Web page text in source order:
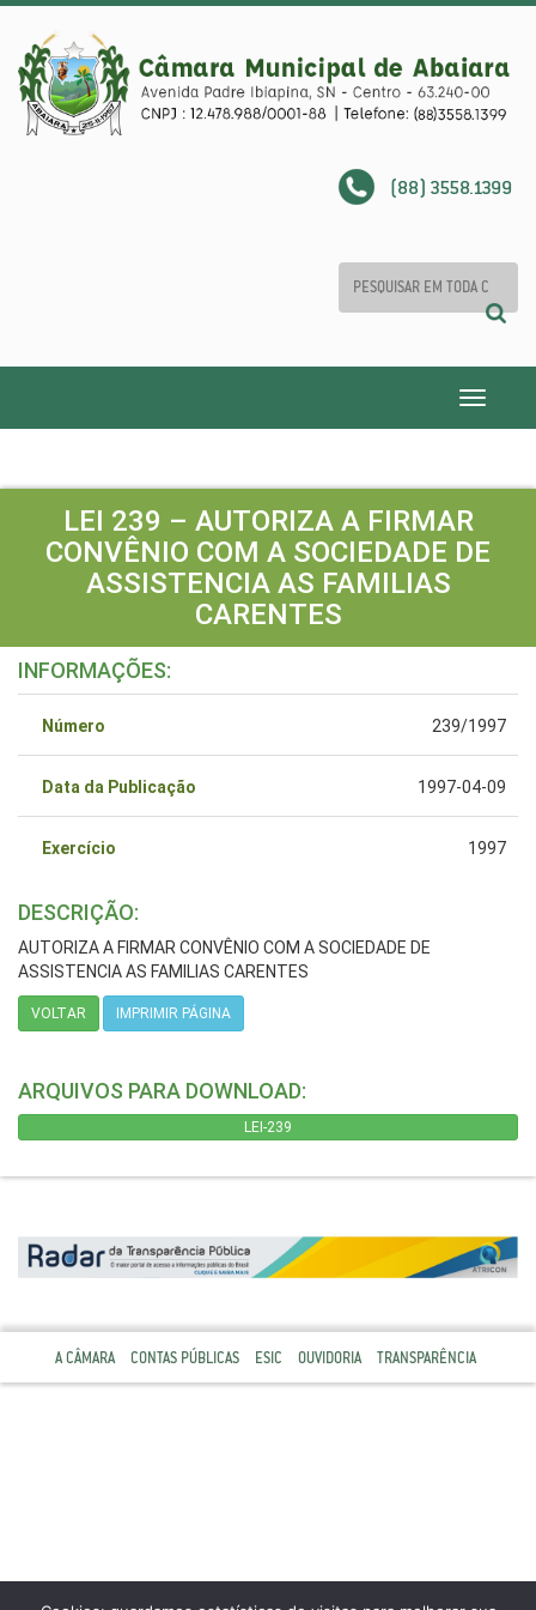
(88) 3558.1399
Toggle
LEI 239 – AUTORIZA A FIRMAR
CONVÊNIO COM A SOCIEDADE DE
ASSISTENCIA AS FAMILIAS
CARENTES
INFORMAÇÕES:
Número 239/1997
Data da Publicação 1997-04-09
Exercício 1997
DESCRIÇÃO:
AUTORIZA A FIRMAR CONVÊNIO COM A SOCIEDADE DE
ASSISTENCIA AS FAMILIAS CARENTES
VOLTAR IMPRIMIR PÁGINA
ARQUIVOS PARA DOWNLOAD:
LEI-239
A CÂMARA CONTAS PÚBLICAS ESIC OUVIDORIA TRANSPARÊNCIA